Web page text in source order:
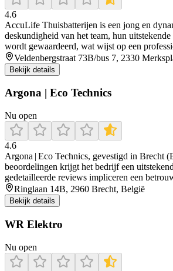
4.6
AccuLife Thuisbatterijen is een jong en
deskundigheid van het team, hun
wordt gewaardeerd, wat wijst op een
Veldenbergstraat 73B/bus 7, 2330
Bekijk details
Argona | Eco Technics
Nu open
4.6
Argona | Eco Technics, gevestigd in Brecht
beoordelingen krijgt het bedrijf een
gedetailleerde reviews impliceren een
Ringlaan 14B, 2960 Brecht, België
Bekijk details
WR Elektro
Nu open